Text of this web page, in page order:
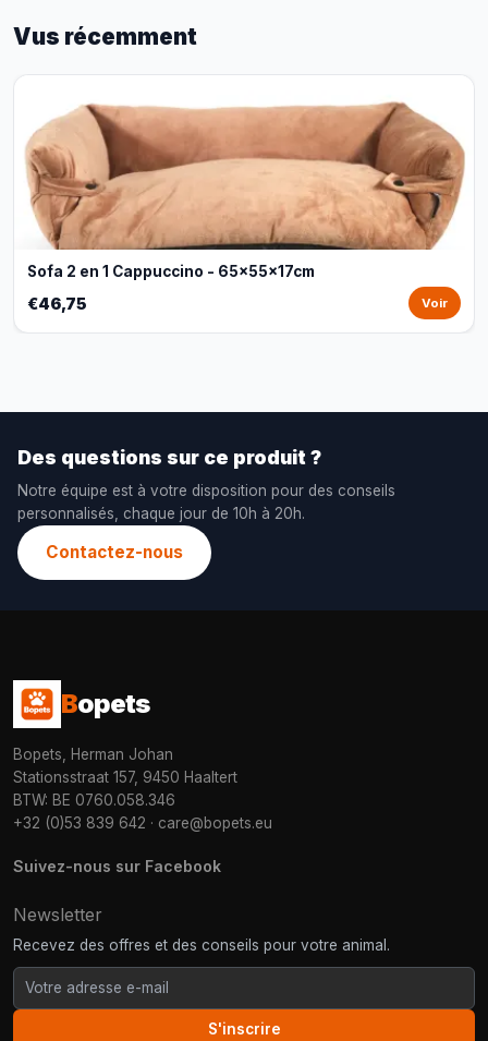
Vus récemment
Sofa 2 en 1 Cappuccino - 65x55x17cm
€46,75 Voir
Des questions sur ce produit ?
Notre équipe est à votre disposition pour des conseils
personnalisés, chaque jour de 10h à 20h.
Contactez-nous
Bopets
Bopets, Herman Johan
Stationsstraat 157, 9450 Haaltert
BTW: BE 0760.058.346
+32 (0)53 839 642 · care@bopets.eu
Suivez-nous sur Facebook
Newsletter
Recevez des offres et des conseils pour votre animal.
S'inscrire